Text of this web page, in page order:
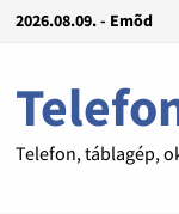
2026.08.09. - Emõd
Telefon, táblagép,